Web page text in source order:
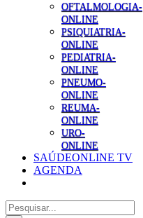
OFTALMOLOGIA-
ONLINE
PSIQUIATRIA-
ONLINE
PEDIATRIA-
ONLINE
PNEUMO-
ONLINE
REUMA-
ONLINE
URO-
ONLINE
SAÚDEONLINE TV
AGENDA
Pesquisar